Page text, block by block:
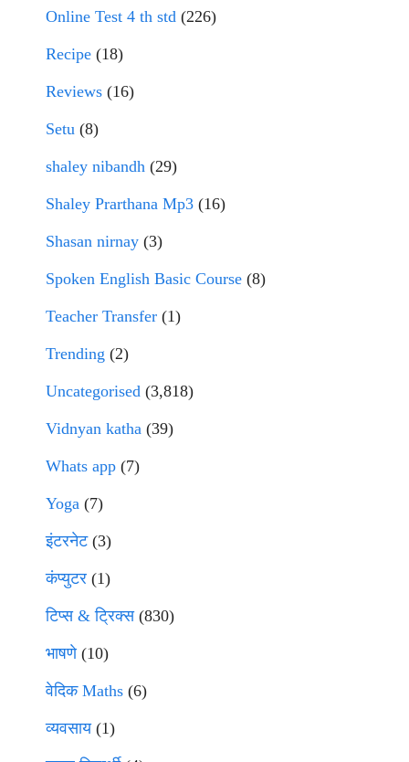
Online Test 4 th std (226)
Recipe (18)
Reviews (16)
Setu (8)
shaley nibandh (29)
Shaley Prarthana Mp3 (16)
Shasan nirnay (3)
Spoken English Basic Course (8)
Teacher Transfer (1)
Trending (2)
Uncategorised (3,818)
Vidnyan katha (39)
Whats app (7)
Yoga (7)
इंटरनेट(3)
कंप्युटर (1)
टिप्स & ट्रिक्स(830)
भाषणे(10)
वेदिक Maths (6)
व्यवसाय(1)